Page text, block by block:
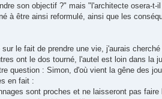
son objectif ?" mais "l'architecte osera-
à être ainsi reformulé, ainsi que les
le fait de prendre une vie, j'aurais
ont le dos tourné, l'autel est loin dans la
question : Simon, d'où vient la gêne des
en fait :
sont proches et ne laisseront pas